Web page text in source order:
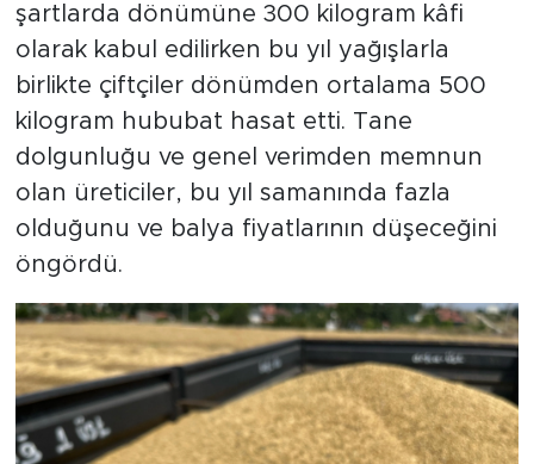
şartlarda dönümüne 300 kilogram kâfi
olarak kabul edilirken bu yıl yağışlarla
birlikte çiftçiler dönümden ortalama 500
kilogram hububat hasat etti. Tane
dolgunluğu ve genel verimden memnun
olan üreticiler, bu yıl samanında fazla
olduğunu ve balya fiyatlarının düşeceğini
öngördü.